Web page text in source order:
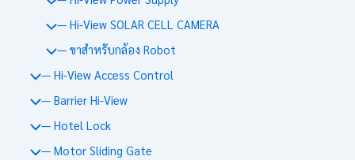
— Hi-View SOLAR CELL CAMERA
— ขาสำหรับกล้อง Robot
— Hi-View Access Control
— Barrier Hi-View
— Hotel Lock
— Motor Sliding Gate